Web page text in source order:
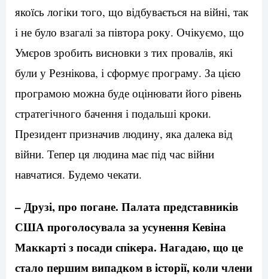
якоїсь логіки того, що відбувається на війні, так
і не було взагалі за півтора року. Очікуємо, що
Умєров зробить висновки з тих провалів, які
були у Резнікова, і сформує програму. За цією
програмою можна буде оцінювати його рівень
стратегічного бачення і подальші кроки.
Президент призначив людину, яка далека від
війни. Тепер ця людина має під час війни
навчатися. Будемо чекати.
– Друзі, про погане. Палата представників
США проголосувала за усунення Кевіна
Маккарті з посади спікера. Нагадаю, що це
стало першим випадком в історії, коли члени